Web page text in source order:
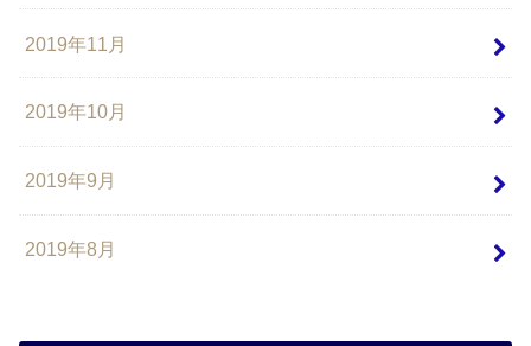
2019年11月
2019年10月
2019年9月
2019年8月